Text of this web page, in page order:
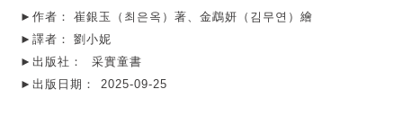
►作者：
崔銀玉（최은옥）著、金鵡妍（김무연）繪
►譯者：
劉小妮
►出版社：
采實童書
►出版日期：
2025-09-25